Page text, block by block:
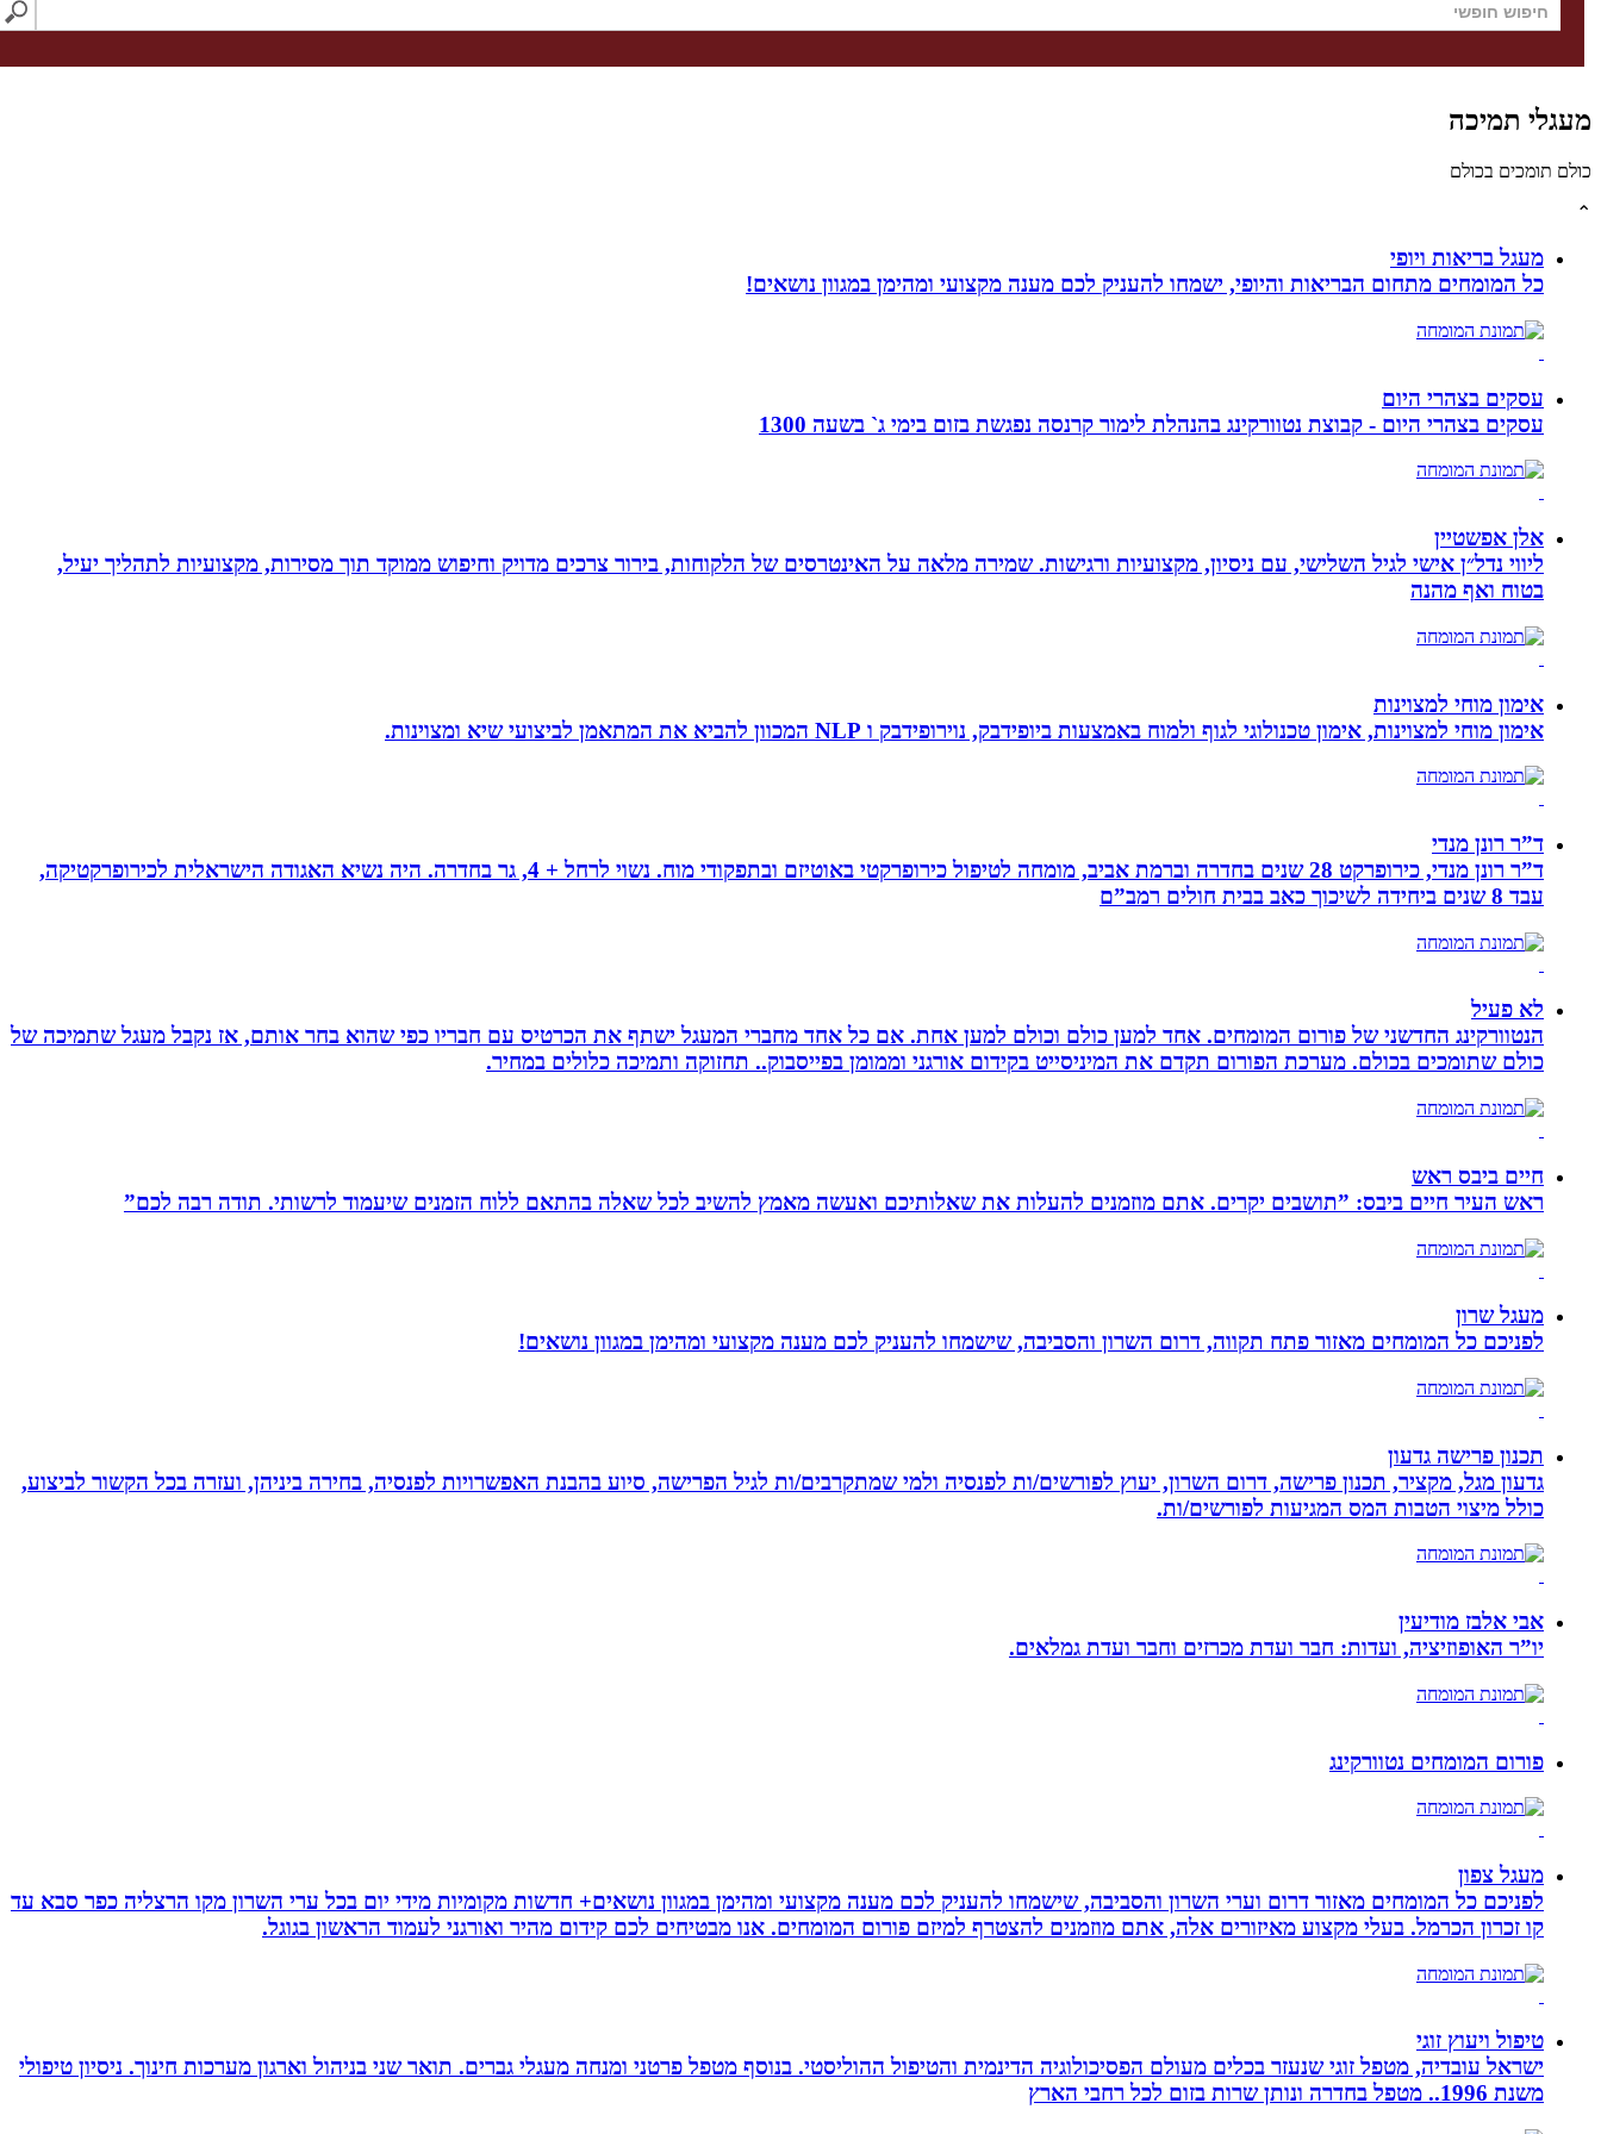
מעגלי תמיכה
כולם תומכים בכולם
⌃
מעגל בריאות ויופי
כל המומחים מתחום הבריאות והיופי, ישמחו להעניק לכם מענה מקצועי ומהימן במגוון נושאים!
עסקים בצהרי היום
עסקים בצהרי היום - קבוצת נטוורקינג בהנהלת לימור קרנסה נפגשת בזום בימי ג` בשעה 1300
אלן אפשטיין
ליווי נדל״ן אישי לגיל השלישי, עם ניסיון, מקצועיות ורגישות. שמירה מלאה על האינטרסים של הלקוחות, בירור צרכים מדויק וחיפוש ממוקד תוך מסירות, מקצועיות לתהליך יעיל,
בטוח ואף מהנה
אימון מוחי למצוינות
אימון מוחי למצוינות, אימון טכנולוגי לגוף ולמוח באמצעות ביופידבק, נוירופידבק ו NLP המכוון להביא את המתאמן לביצועי שיא ומצוינות.
ד”ר רונן מנדי
ד”ר רונן מנדי, כירופרקט 28 שנים בחדרה וברמת אביב, מומחה לטיפול כירופרקטי באוטיזם ובתפקודי מוח. נשוי לרחל + 4, גר בחדרה. היה נשיא האגודה הישראלית לכירופרקטיקה,
עבד 8 שנים ביחידה לשיכוך כאב בבית חולים רמב”ם
לא פעיל
הנטוורקינג החדשני של פורום המומחים. אחד למען כולם וכולם למען אחת. אם כל אחד מחברי המעגל ישתף את הכרטיס עם חבריו כפי שהוא בחר אותם, אז נקבל מעגל שתמיכה של
כולם שתומכים בכולם. מערכת הפורום תקדם את המיניסייט בקידום אורגני וממומן בפייסבוק.. תחזוקה ותמיכה כלולים במחיר.
חיים ביבס ראש
ראש העיר חיים ביבס: ”תושבים יקרים. אתם מוזמנים להעלות את שאלותיכם ואעשה מאמץ להשיב לכל שאלה בהתאם ללוח הזמנים שיעמוד לרשותי. תודה רבה לכם”
מעגל שרון
לפניכם כל המומחים מאזור פתח תקווה, דרום השרון והסביבה, שישמחו להעניק לכם מענה מקצועי ומהימן במגוון נושאים!
תכנון פרישה גדעון
גדעון מגל, מקציר, תכנון פרישה, דרום השרון, יעוץ לפורשים/ות לפנסיה ולמי שמתקרבים/ות לגיל הפרישה, סיוע בהבנת האפשרויות לפנסיה, בחירה ביניהן, ועזרה בכל הקשור לביצוע,
כולל מיצוי הטבות המס המגיעות לפורשים/ות.
אבי אלבז מודיעין
יו”ר האופוזיציה, ועדות: חבר ועדת מכרזים וחבר ועדת גמלאים.
פורום המומחים נטוורקינג
מעגל צפון
לפניכם כל המומחים מאזור דרום וערי השרון והסביבה, שישמחו להעניק לכם מענה מקצועי ומהימן במגוון נושאים+ חדשות מקומיות מידי יום בכל ערי השרון מקו הרצליה כפר סבא עד
קו זכרון הכרמל. בעלי מקצוע מאיזורים אלה, אתם מוזמנים להצטרף למיזם פורום המומחים. אנו מבטיחים לכם קידום מהיר ואורגני לעמוד הראשון בגוגל.
טיפול ויעוץ זוגי
ישראל עובדיה, מטפל זוגי שנעזר בכלים מעולם הפסיכולוגיה הדינמית והטיפול ההוליסטי. בנוסף מטפל פרטני ומנחה מעגלי גברים. תואר שני בניהול וארגון מערכות חינוך. ניסיון טיפולי
משנת 1996.. מטפל בחדרה ונותן שרות בזום לכל רחבי הארץ